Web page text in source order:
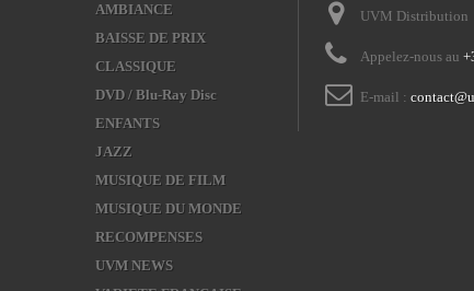
AMBIANCE
BAISSE DE PRIX
CLASSIQUE
DVD / Blu-Ray Disc
ENFANTS
JAZZ
MUSIQUE DE FILM
MUSIQUE DU MONDE
RECOMPENSES
UVM NEWS
UVM Distribution
Appelez-nous au
E-mail :